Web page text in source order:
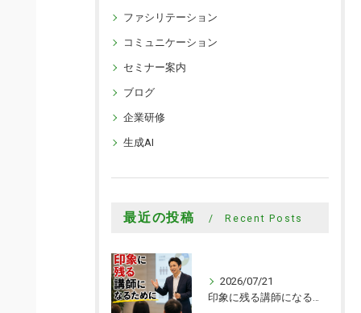
ファシリテーション
コミュニケーション
セミナー案内
ブログ
企業研修
生成AI
最近の投稿 Recent Posts
2026/07/21
印象に残る講師になるために